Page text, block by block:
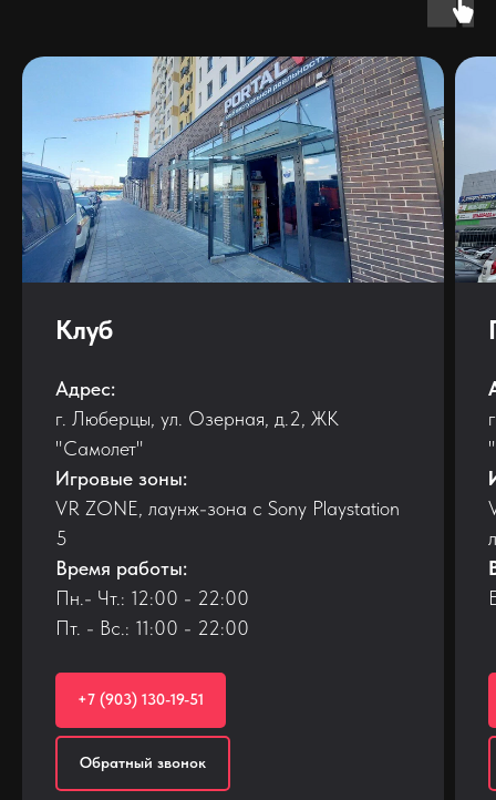
Клуб
Адрес:
г. Люберцы, ул. Озерная, д.2, ЖК
"Самолет"
Игровые зоны:
VR ZONE, лаунж-зона с Sony Playstation
5
Время работы:
Пн.- Чт.: 12:00 - 22:00
Пт. - Вс.: 11:00 - 22:00
+7 (903) 130-19-51
Обратный звонок